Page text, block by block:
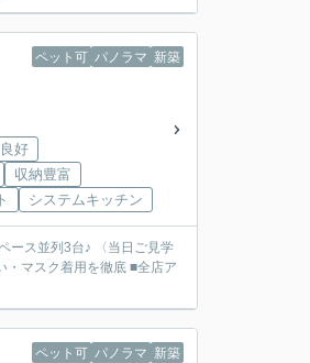
ペット可 パノラマ 新築
好
収納豊富
システムキッチン
ース並列3台♪ 〈当日ご見学
・マスク着用を徹底 ■全店ア
ペット可 パノラマ 新築